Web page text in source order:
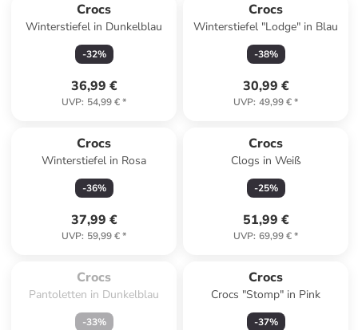
Crocs
Winterstiefel in Dunkelblau
-32%
36,99 €
UVP: 54,99 €*
Crocs
Winterstiefel "Lodge" in Blau
-38%
30,99 €
UVP: 49,99 €*
Crocs
Winterstiefel in Rosa
-36%
37,99 €
UVP: 59,99 €*
Crocs
Clogs in Weiß
-25%
51,99 €
UVP: 69,99 €*
Crocs
Pantoletten in Dunkelblau
-33%
Crocs
Crocs "Stomp" in Pink
-37%